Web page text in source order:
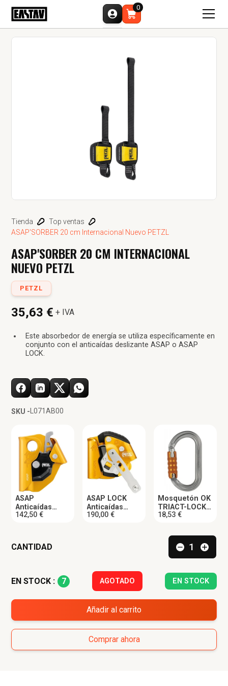
0
Tienda
Top ventas
ASAP'SORBER 20 cm Internacional Nuevo PETZL
ASAP'SORBER 20 CM INTERNACIONAL
NUEVO PETZL
PETZL
35,63 € + IVA
Este absorbedor de energía se utiliza específicamente en
conjunto con el anticaídas deslizante ASAP o ASAP
LOCK.
SKU - L071AB00
ASAP
Anticaídas
Nuevo PETZL
142,50 €
ASAP LOCK
Anticaídas
PETZL
190,00 €
Mosquetón OK
TRIACT-LOCK
PETZL
18,53 €
CANTIDAD
EN STOCK : 7 AGOTADO EN STOCK
Añadir al carrito
Comprar ahora